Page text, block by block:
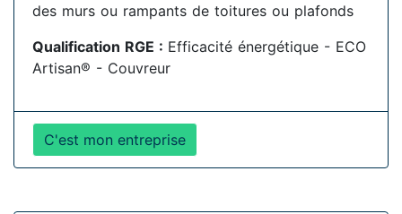
des murs ou rampants de toitures ou plafonds
Qualification RGE : Efficacité énergétique - ECO
Artisan® - Couvreur
C'est mon entreprise